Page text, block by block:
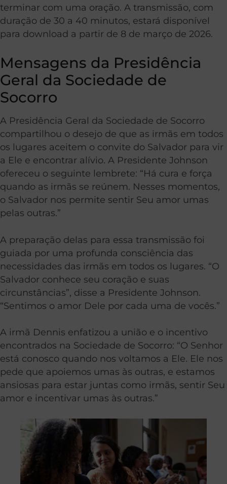
terminar com uma oração. A transmissão, com
duração de 30 a 40 minutos, estará disponível
para download a partir de 8 de março de 2026.
Mensagens da Presidência
Geral da Sociedade de
Socorro
A Presidência Geral da Sociedade de Socorro
compartilhou o desejo de que as irmãs em todos
os lugares aceitem o convite do Salvador para vir
a Ele e encontrar alívio. A Presidente Johnson
ofereceu o seguinte lembrete: “Há cura e força
quando as irmãs se reúnem. Nesses momentos,
o Salvador nos permite sentir Seu amor umas
pelas outras.”
A preparação delas para essa transmissão foi
guiada por uma profunda consciência das
necessidades das irmãs em todos os lugares. “O
Salvador conhece seu coração e suas
circunstâncias”, disse a Presidente Johnson.
“Sentimos o amor Dele por cada uma de vocês.”
A irmã Dennis enfatizou a união e o incentivo
encontrados na Sociedade de Socorro: “O Senhor
está conosco quando nos voltamos a Ele. Ele nos
pede que apoiemos umas às outras, e estamos
ansiosas para estar juntas como irmãs, sentir Seu
amor e incentivar umas às outras.”